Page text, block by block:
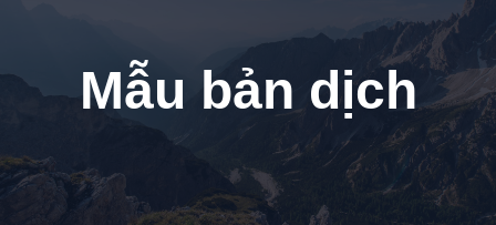
Mẫu bản dịch